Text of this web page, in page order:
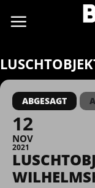
Inhalt
ABGESAGT
12
NOV
2021